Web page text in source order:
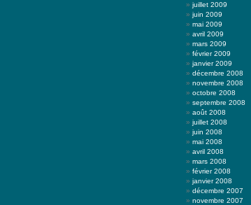
juillet 2009
juin 2009
mai 2009
avril 2009
mars 2009
février 2009
janvier 2009
décembre 2008
novembre 2008
octobre 2008
septembre 2008
août 2008
juillet 2008
juin 2008
mai 2008
avril 2008
mars 2008
février 2008
janvier 2008
décembre 2007
novembre 2007